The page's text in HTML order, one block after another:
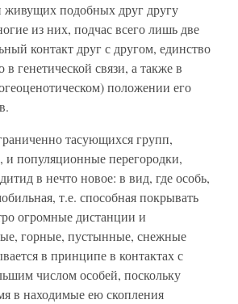
живущих подобных друг другу
из них, подчас всего лишь две
контакт друг с другом, единство
генетической связи, а также в
положении его
тасующихся групп,
и популяционные перегородки,
в нечто новое: в вид, где особь,
т.е. способная покрывать
огромные дистанции и
горные, пустынные, снежные
в принципе в контактах с
числом особей, поскольку
в находимые ею скопления